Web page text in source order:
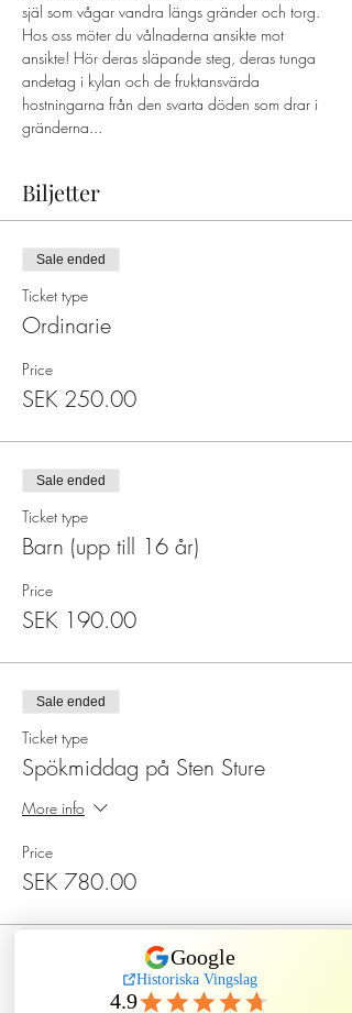
själ som vågar vandra längs gränder och torg.
Hos oss möter du vålnaderna ansikte mot
ansikte! Hör deras släpande steg, deras tunga
andetag i kylan och de fruktansvärda
hostningarna från den svarta döden som drar i
gränderna...
Biljetter
Sale ended
Ticket type
Ordinarie
Price
SEK 250.00
Sale ended
Ticket type
Barn (upp till 16 år)
Price
SEK 190.00
Sale ended
Ticket type
Spökmiddag på Sten Sture
More info
Price
SEK 780.00